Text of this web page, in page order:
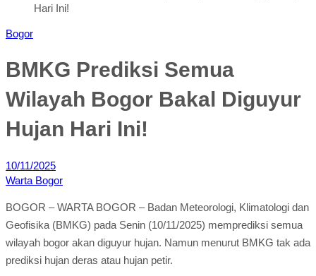
Hari Ini!
Bogor
BMKG Prediksi Semua
Wilayah Bogor Bakal Diguyur
Hujan Hari Ini!
10/11/2025
Warta Bogor
BOGOR – WARTA BOGOR – Badan Meteorologi, Klimatologi dan
Geofisika (BMKG) pada Senin (10/11/2025) memprediksi semua
wilayah bogor akan diguyur hujan. Namun menurut BMKG tak ada
prediksi hujan deras atau hujan petir.